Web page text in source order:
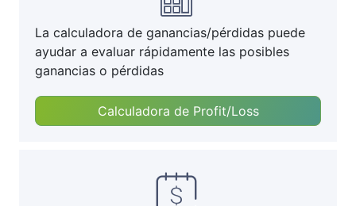
La calculadora de ganancias/pérdidas puede
ayudar a evaluar rápidamente las posibles
ganancias o pérdidas
Calculadora de Profit/Loss